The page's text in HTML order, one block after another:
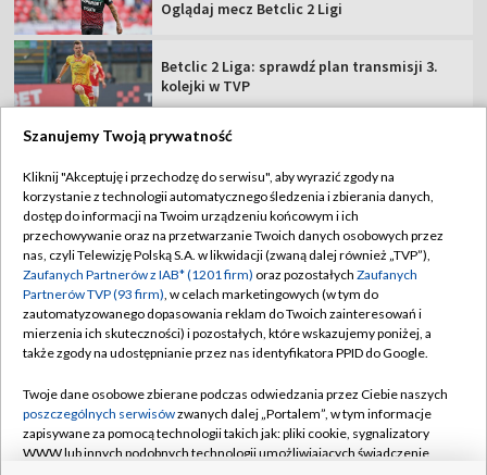
Oglądaj mecz Betclic 2 Ligi
Betclic 2 Liga: sprawdź plan transmisji 3.
kolejki w TVP
TVP
Abonament TVP
Sklep TVP
Biuro Reklamy
Oferta Handlowa
Emisja w TVP
Rada Programowa
Regulamin TVP
Polityka prywatności
Moje zgody
Biuro reklamy
Kanały
Szanujemy Twoją prywatność
Kliknij "Akceptuję i przechodzę do serwisu", aby wyrazić zgody na
korzystanie z technologii automatycznego śledzenia i zbierania danych,
dostęp do informacji na Twoim urządzeniu końcowym i ich
przechowywanie oraz na przetwarzanie Twoich danych osobowych przez
nas, czyli Telewizję Polską S.A. w likwidacji (zwaną dalej również „TVP”),
Zaufanych Partnerów z IAB* (1201 firm) oraz pozostałych Zaufanych
Partnerów TVP (93 firm), w celach marketingowych (w tym do
zautomatyzowanego dopasowania reklam do Twoich zainteresowań i
mierzenia ich skuteczności) i pozostałych, które wskazujemy poniżej, a
także zgody na udostępnianie przez nas identyfikatora PPID do Google.
Twoje dane osobowe zbierane podczas odwiedzania przez Ciebie naszych
poszczególnych serwisówzwanych dalej „Portalem”, w tym informacje
zapisywane za pomocą technologii takich jak: pliki cookie, sygnalizatory
WWW lub innych podobnych technologii umożliwiających świadczenie